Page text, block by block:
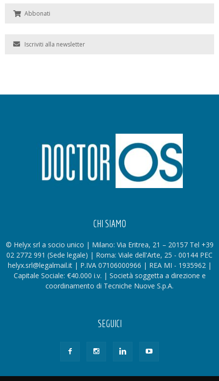
Abbonati
Iscriviti alla newsletter
CHI SIAMO
© Helyx srl a socio unico | Milano: Via Eritrea, 21 – 20157 Tel +39
02 2772 991 (Sede legale) | Roma: Viale dell'Arte, 25 - 00144 PEC
helyx.srl@legalmail.it | P.IVA 07106000966 | REA MI - 1935962 |
Capitale Sociale: €40.000 i.v. | Società soggetta a direzione e
coordinamento di Tecniche Nuove S.p.A.
SEGUICI